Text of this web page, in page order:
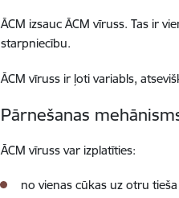
ĀCM izsauc ĀCM vīruss. Tas ir
starpniecību.
ĀCM vīruss ir ļoti variabls,
Pārnešanas
ĀCM vīruss var izplatīties:
no vienas cūkas uz otru